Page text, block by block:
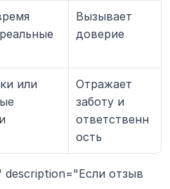
Вызывает
доверие
или
Отражает
заботу и
ответственн
ость
отзыв